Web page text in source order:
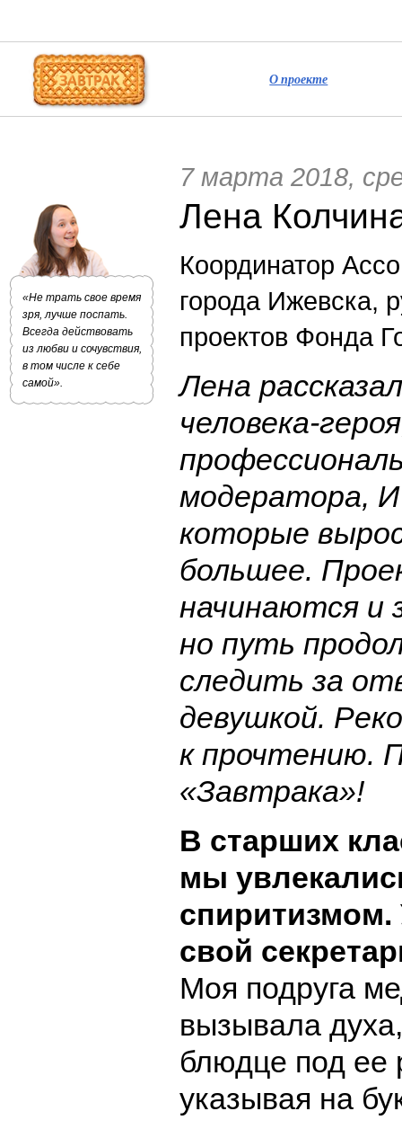
О проекте
«Не трать свое время
зря, лучше поспать.
Всегда действовать
из любви и сочувствия,
в том числе к себе
самой».
7 марта 2018,
Лена
Координатор
города Ижевска,
проектов Фонда
Лена
человека-
модератора,
которые
большее.
начинаются и
но путь
следить за
девушкой.
к прочтению.
«Завтрака»!
В старших
мы
свой
Моя подруга
вызывала
блюдце под ее
указывая на